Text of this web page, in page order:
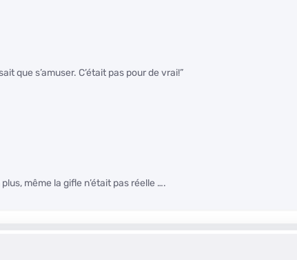
que s’amuser. C’était pas pour de vrai!”
même la gifle n’était pas réelle ….